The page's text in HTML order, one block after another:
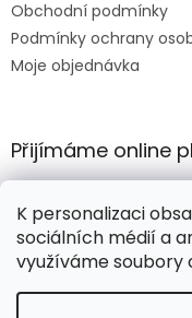
K personalizaci
sociálních médií a
využíváme soubory
Obchodní podmínky
Podmínky ochrany
Moje objednávka
Přijímáme online